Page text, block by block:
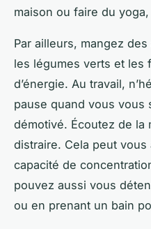
maison ou faire du
Par ailleurs, mangez
les légumes verts et les
d’énergie. Au travail,
pause quand vous vous
démotivé. Écoutez de la
distraire. Cela peut
capacité de
pouvez aussi vous
ou en prenant un bain